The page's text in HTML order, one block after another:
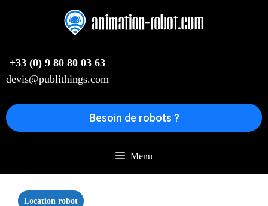
+33 (0) 9 80 80 03 63
devis@publithings.com
Besoin de robots ?
Menu
Location robot